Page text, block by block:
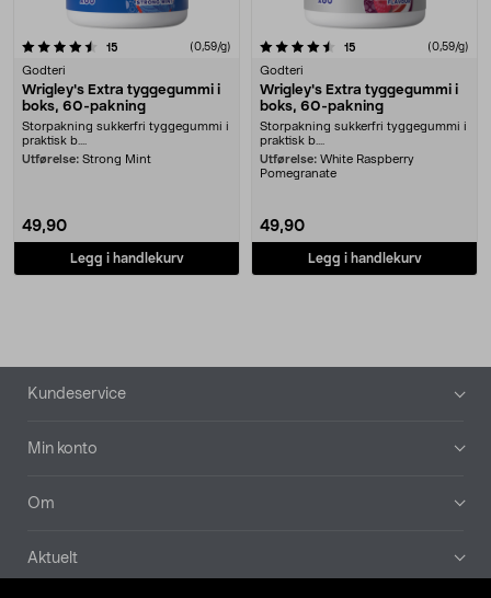
15 (0,59/g)
Godteri
Wrigley's Extra tyggegummi i
boks, 60-pakning
Storpakning sukkerfri tyggegummi i
praktisk b....
Utførelse: Strong Mint
49,90
Legg i handlekurv
4.5 av 5 stjerner 15 (0,59/g)
Godteri
Wrigley's Extra tyggegummi i
boks, 60-pakning
Storpakning sukkerfri tyggegummi i
praktisk b....
Utførelse: White Raspberry
Pomegranate
49,90
Legg i handlekurv
Bunntekst
Kundeservice
Min konto
Om
Aktuelt